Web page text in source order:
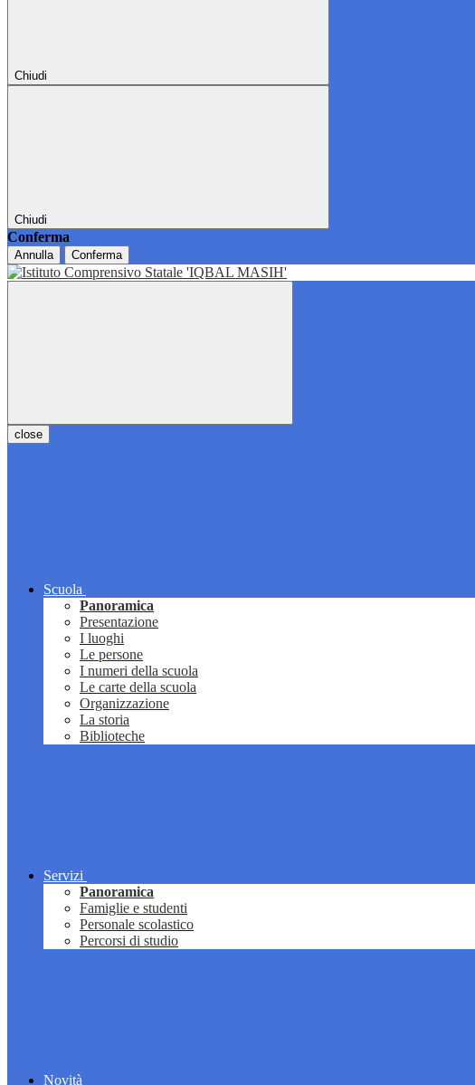
Chiudi
Chiudi
Conferma
Annulla Conferma
close
Scuola
Panoramica
Presentazione
I luoghi
Le persone
I numeri della scuola
Le carte della scuola
Organizzazione
La storia
Biblioteche
Servizi
Panoramica
Famiglie e studenti
Personale scolastico
Percorsi di studio
Novità